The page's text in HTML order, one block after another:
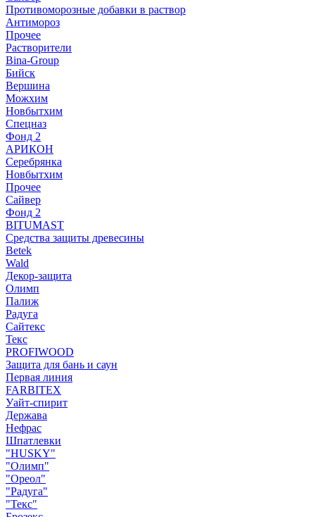
Противоморозные добавки в раствор
Антимороз
Прочее
Растворители
Bina-Group
Бийск
Вершина
Можхим
Новбытхим
Спецназ
Фонд 2
АРИКОН
Серебрянка
Новбытхим
Прочее
Сайвер
Фонд 2
BITUMAST
Средства защиты древесины
Betek
Wald
Декор-защита
Олимп
Палиж
Радуга
Сайтекс
Текс
PROFIWOOD
Защита для бань и саун
Первая линия
FARBITEX
Уайт-спирит
Держава
Нефрас
Шпатлевки
"HUSKY"
"Олимп"
"Ореол"
"Радуга"
"Текс"